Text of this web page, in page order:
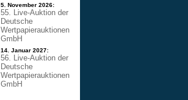
5. November 2026:
55. Live-Auktion der
Deutsche
Wertpapierauktionen
GmbH
14. Januar 2027:
56. Live-Auktion der
Deutsche
Wertpapierauktionen
GmbH